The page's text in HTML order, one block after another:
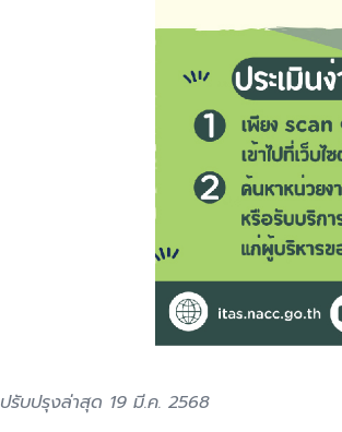
ปรับปรุงล่าสุด 19 มี.ค. 2568